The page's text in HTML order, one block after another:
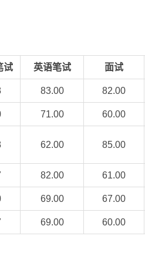
试 英语笔试 面试
83.00 82.00
71.00 60.00
62.00 85.00
82.00 61.00
69.00 67.00
69.00 60.00